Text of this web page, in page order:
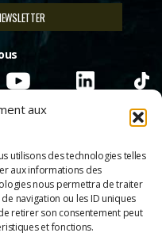
aux
utilisons des technologies telles
aux informations des
nous permettra de traiter
navigation ou les ID uniques
retirer son consentement peut
et fonctions.